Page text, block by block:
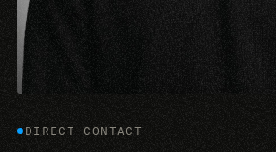
DIRECT CONTACT